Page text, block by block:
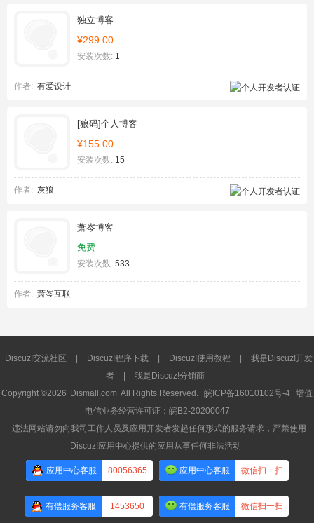
独立博客
¥299.00
安装次数: 1
作者: 有爱设计
[狼码]个人博客
¥155.00
安装次数: 15
作者: 灰狼
萧岑博客
免费
安装次数: 533
作者: 萧岑互联
Discuz!交流社区 Discuz!程序下载 Discuz!使用教程
我是Discuz!开发
者
我是Discuz!分销商
Copyright ©2026 Dismall.com All Rights Reserved. 皖ICP备16010102号-4 增值
电信业务经营许可证：皖B2-20200047
违法网站请勿向我司工作人员及应用开发者发起任何形式的服务请求，严禁使用
Discuz!应用中心提供的应用从事任何非法活动
应用中心客服 80056365 应用中心客服 微信扫一扫
有偿服务客服 1453650 有偿服务客服 微信扫一扫